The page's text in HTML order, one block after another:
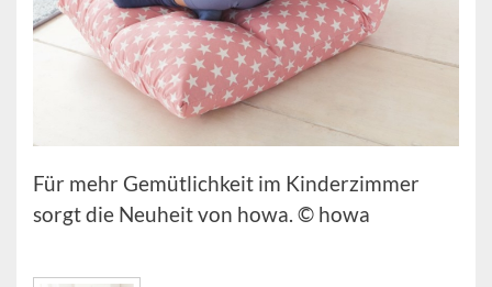
Für mehr Gemütlichkeit im Kinderzimmer
sorgt die Neuheit von howa. © howa